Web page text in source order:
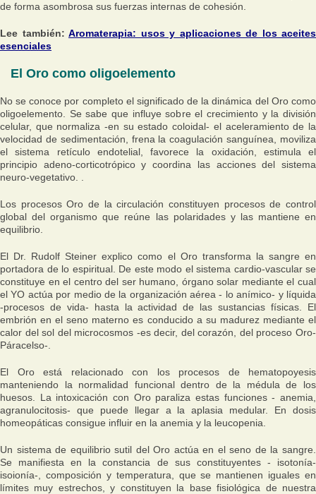
de forma asombrosa sus fuerzas internas de cohesión.
Lee también: Aromaterapia: usos y aplicaciones de los aceites
esenciales
El Oro como oligoelemento
No se conoce por completo el significado de la dinámica del Oro como
oligoelemento. Se sabe que influye sobre el crecimiento y la división
celular, que normaliza -en su estado coloidal- el aceleramiento de la
velocidad de sedimentación, frena la coagulación sanguínea, moviliza
el sistema retículo endotelial, favorece la oxidación, estimula el
principio adeno-corticotrópico y coordina las acciones del sistema
neuro-vegetativo. .
Los procesos Oro de la circulación constituyen procesos de control
global del organismo que reúne las polaridades y las mantiene en
equilibrio.
El Dr. Rudolf Steiner explico como el Oro transforma la sangre en
portadora de lo espiritual. De este modo el sistema cardio-vascular se
constituye en el centro del ser humano, órgano solar mediante el cual
el YO actúa por medio de la organización aérea - lo anímico- y líquida
-procesos de vida- hasta la actividad de las sustancias físicas. El
embrión en el seno materno es conducido a su madurez mediante el
calor del sol del microcosmos -es decir, del corazón, del proceso Oro-
Páracelso-.
El Oro está relacionado con los procesos de hematopoyesis
manteniendo la normalidad funcional dentro de la médula de los
huesos. La intoxicación con Oro paraliza estas funciones - anemia,
agranulocitosis- que puede llegar a la aplasia medular. En dosis
homeopáticas consigue influir en la anemia y la leucopenia.
Un sistema de equilibrio sutil del Oro actúa en el seno de la sangre.
Se manifiesta en la constancia de sus constituyentes - isotonía-
isoionía-, composición y temperatura, que se mantienen iguales en
límites muy estrechos, y constituyen la base fisiológica de nuestra